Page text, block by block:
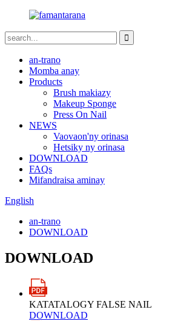
an-trano
Momba anay
Products
Brush makiazy
Makeup Sponge
Press On Nail
NEWS
Vaovaon'ny orinasa
Hetsiky ny orinasa
DOWNLOAD
FAQs
Mifandraisa aminay
English
an-trano
DOWNLOAD
DOWNLOAD
KATATALOGY FALSE NAIL
DOWNLOAD